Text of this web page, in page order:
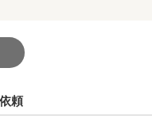
頼